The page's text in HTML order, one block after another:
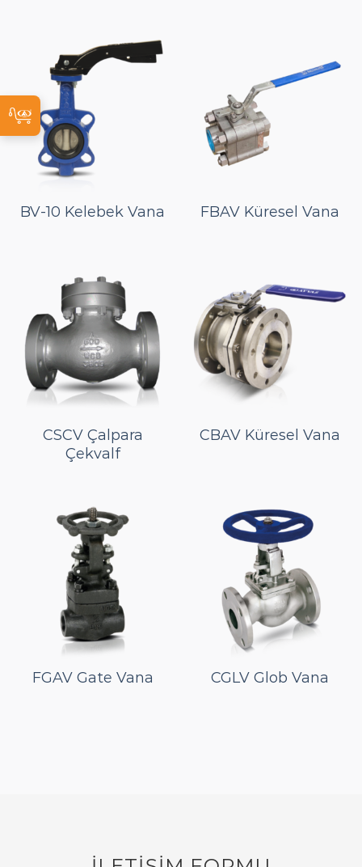
BV-10 Kelebek Vana FBAV Küresel Vana
CSCV Çalpara
Çekvalf
CBAV Küresel Vana
FGAV Gate Vana CGLV Glob Vana